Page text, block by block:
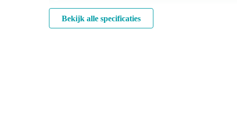
Bekijk alle specificaties